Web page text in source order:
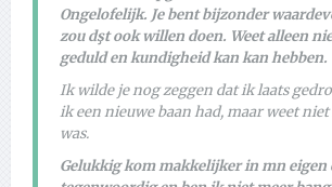
Ongelofelijk. Je bent bijzonder
zou dşt ook willen doen. Weet alleen
geduld en kundigheid kan kan hebben.
Ik wilde je nog zeggen dat ik laats
ik een nieuwe baan had, maar weet
was.
Gelukkig kom makkelijker in mn eigen